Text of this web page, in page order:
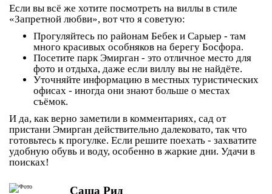
Если вы всё же хотите посмотреть на виллы в стиле
«Запретной любви», вот что я советую:
Прогуляйтесь по районам Бебек и Сарыер - там
много красивых особняков на берегу Босфора.
Посетите парк Эмирган - это отличное место для
фото и отдыха, даже если виллу вы не найдёте.
Уточняйте информацию в местных туристических
офисах - иногда они знают больше о местах
съёмок.
И да, как верно заметили в комментариях, сад от
пристани Эмирган действительно далековато, так что
готовьтесь к прогулке. Если решите поехать - захватите
удобную обувь и воду, особенно в жаркие дни. Удачи в
поисках!
Саша Рид